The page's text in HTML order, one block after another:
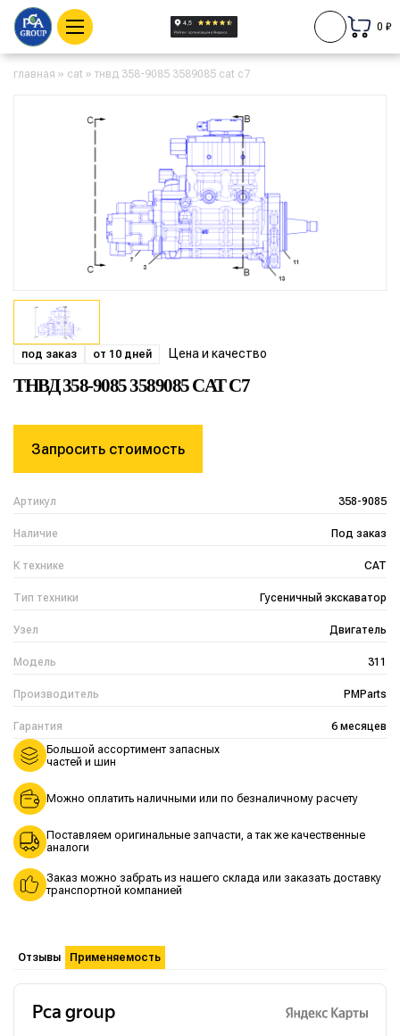
0 ₽
главная » cat » тнвд 358-9085 3589085 cat c7
под заказ от 10 дней Цена и качество
ТНВД 358-9085 3589085 CAT C7
Артикул 358-9085
Наличие Под заказ
К технике CAT
Тип техники Гусеничный экскаватор
Узел Двигатель
Модель 311
Производитель PMParts
Гарантия 6 месяцев
Запросить стоимость
Большой ассортимент запасных
частей и шин
Можно оплатить наличными или по безналичному расчету
Поставляем оригинальные запчасти, а так же качественные
аналоги
Заказ можно забрать из нашего склада или заказать доставку
транспортной компанией
Отзывы Применяемость